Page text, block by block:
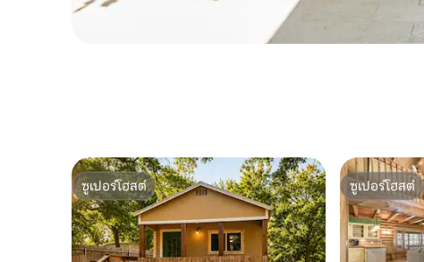
ซูเปอร์โฮสต์
ซูเปอร์โฮสต์
ซูเปอร์โฮสต์
ซูเปอร์โฮสต์